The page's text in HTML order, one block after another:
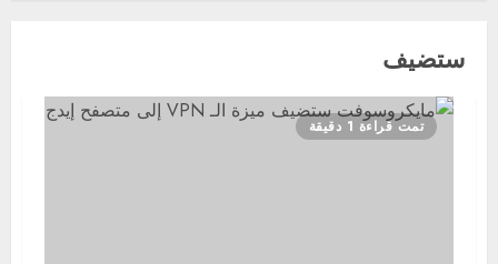
ستضيف
تمت قراءة 1 دقيقة